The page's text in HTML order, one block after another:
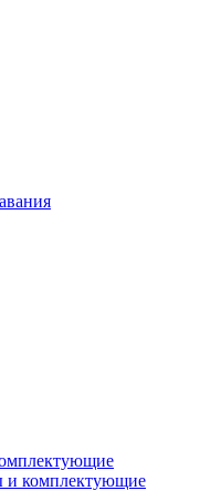
и комплектующие